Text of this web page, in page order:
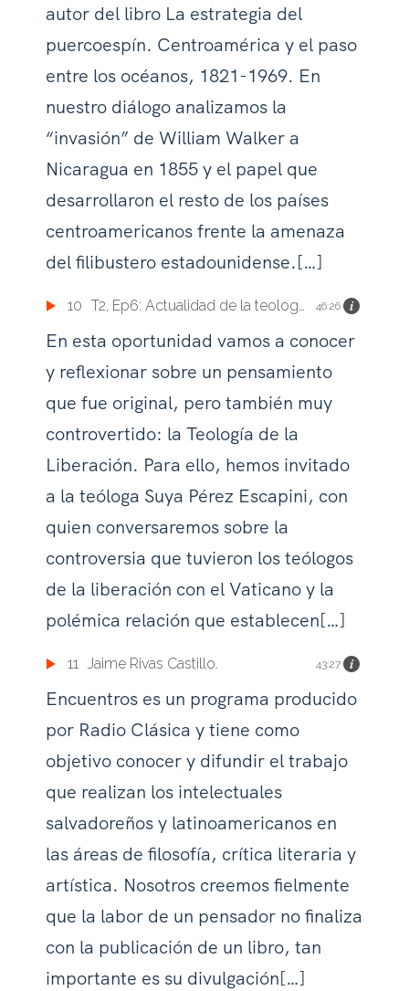
autor del libro La estrategia del
puercoespín. Centroamérica y el paso
entre los océanos, 1821-1969. En
nuestro diálogo analizamos la
“invasión” de William Walker a
Nicaragua en 1855 y el papel que
desarrollaron el resto de los países
centroamericanos frente la amenaza
del filibustero estadounidense.[…]
10 T2, Ep6: Actualidad de la teología de la liberación 46:26
En esta oportunidad vamos a conocer
y reflexionar sobre un pensamiento
que fue original, pero también muy
controvertido: la Teología de la
Liberación. Para ello, hemos invitado
a la teóloga Suya Pérez Escapini, con
quien conversaremos sobre la
controversia que tuvieron los teólogos
de la liberación con el Vaticano y la
polémica relación que establecen[…]
11 Jaime Rivas Castillo. 43:27
Encuentros es un programa producido
por Radio Clásica y tiene como
objetivo conocer y difundir el trabajo
que realizan los intelectuales
salvadoreños y latinoamericanos en
las áreas de filosofía, crítica literaria y
artística. Nosotros creemos fielmente
que la labor de un pensador no finaliza
con la publicación de un libro, tan
importante es su divulgación[…]